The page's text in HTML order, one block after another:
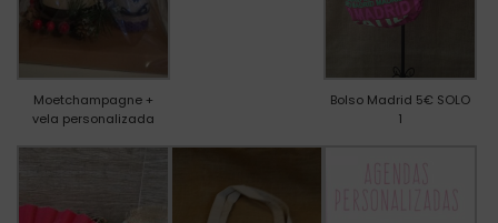
Moetchampagne +
vela personalizada
Bolso Madrid 5€ SOLO
1